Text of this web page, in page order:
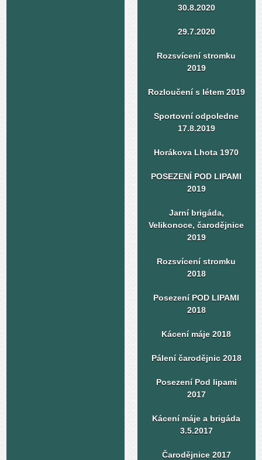
30.8.2020
29.7.2020
Rozsvícení stromku
2019
Rozloučení s létem 2019
Sportovní odpoledne
17.8.2019
Horákova Lhota 1970
POSEZENÍ POD LIPAMI
2019
Jarní brigáda,
Velikonoce, čarodějnice
2019
Rozsvícení stromku
2018
Posezení POD LIPAMI
2018
Kácení máje 2018
Pálení čarodějnic 2018
Posezení Pod lipami
2017
Kácení máje a brigáda
3.5.2017
Čarodějnice 2017